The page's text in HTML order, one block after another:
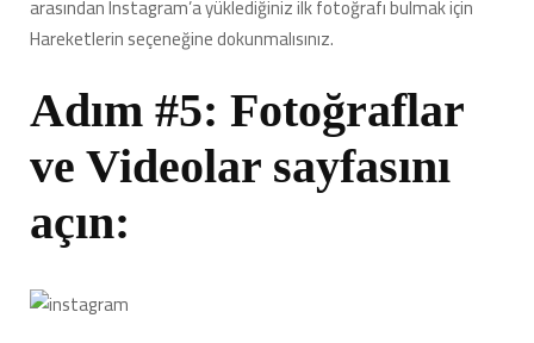
arasından Instagram’a yüklediğiniz ilk fotoğrafı bulmak için
Hareketlerin seçeneğine dokunmalısınız.
Adım #5: Fotoğraflar
ve Videolar sayfasını
açın: